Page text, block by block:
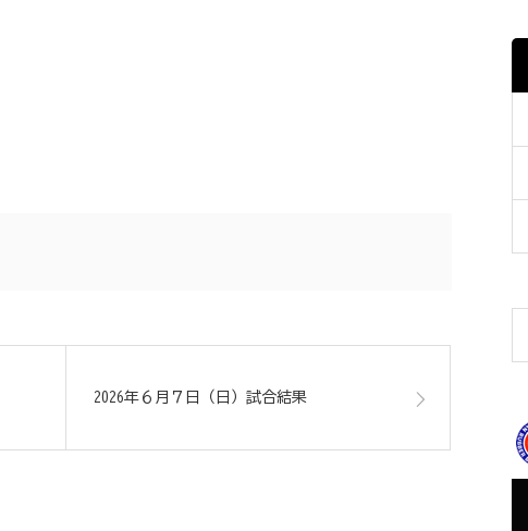
2026年６月７日（日）試合結果